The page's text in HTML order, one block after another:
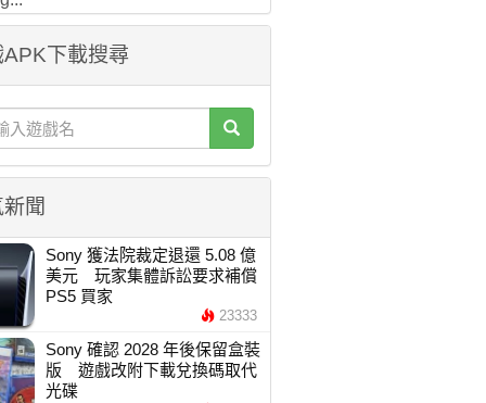
下載搜尋
聞
Sony 獲法院裁定退還 5.08 億
美元 玩家集體訴訟要求補償
PS5 買家
23333
Sony 確認 2028 年後保留盒裝
版 遊戲改附下載兌換碼取代
光碟